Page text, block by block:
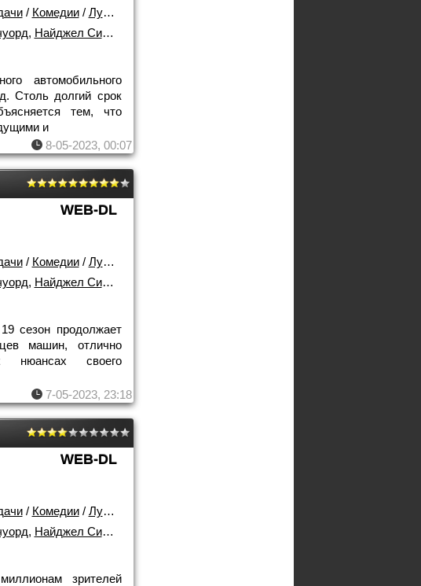
/ Комедии/ Лучшие фильмы!
, Найджел Симпкисс
автомобильного
Столь долгий срок
тем, что
и
8-05-2023, 00:07
WEB-DL
/ Комедии/ Лучшие фильмы!
, Найджел Симпкис
сезон продолжает
машин, отлично
нюансах своего
7-05-2023, 23:18
WEB-DL
/ Комедии/ Лучшие фильмы!
, Найджел Симпкисс
зрителей